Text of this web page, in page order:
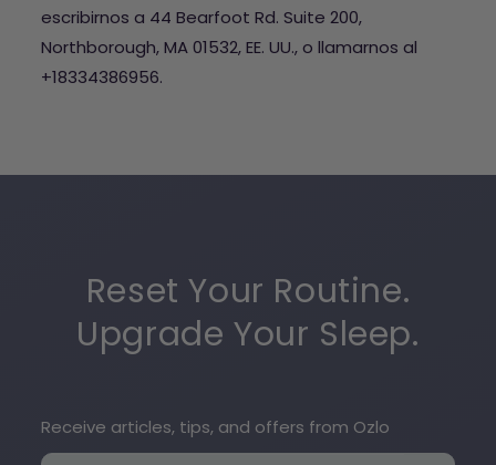
escribirnos a 44 Bearfoot Rd. Suite 200,
Northborough, MA 01532, EE. UU., o llamarnos al
+18334386956.
Reset Your Routine.
Upgrade Your Sleep.
Receive articles, tips, and offers from Ozlo